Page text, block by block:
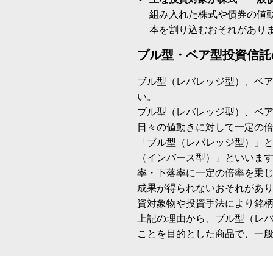
組み入れた株式や債券の値
本を割り込むおそれがあり
ブル型・ベア型投資信
ブル型（レバレッジ型）、ベ
い。
ブル型（レバレッジ型）、ベ
日々の値動きに対して一定の
「ブル型（レバレッジ型）」
（インバース型）」といいま
率・下落率に一定の倍率を乗
成果が得られないおそれがあ
資対象物や投資手法により銘
上記の理由から、ブル型（レ
ことを目的とした商品で、一